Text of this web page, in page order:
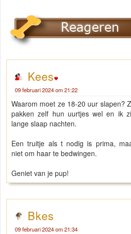
Kees
09 februari 2024 om 21:22
Waarom moet ze 18-20 uur slapen?
pakken zelf hun uurtjes wel en ik
lange slaap nachten.
Een truitje als t nodig is prima,
niet om haar te bedwingen.
Geniet van je pup!
Bkes
09 februari 2024 om 21:34